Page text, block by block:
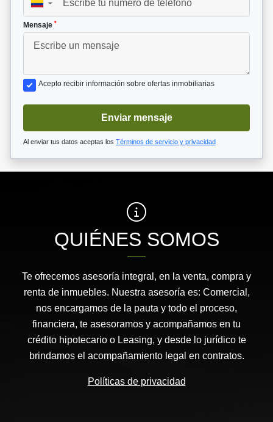
▼
Mensaje *
Acepto recibir información sobre ofertas inmobiliarias
Enviar mensaje
Al enviar tus datos aceptas los Términos de servicio y privacidad
QUIÉNES SOMOS
Te ofrecemos asesoría integral, en la venta, compra y
renta de inmuebles. Nuestra asesoría es: Comercial,
nos encargamos de la pauta y todo el proceso,
financiera, te asesoramos y acompañamos en tu
crédito hipotecario o Leasing, y desde lo jurídico te
brindamos el acompañamiento legal en contratos.
Políticas de privacidad